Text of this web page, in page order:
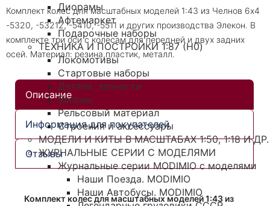
Диорамы
Афтемаркет
Подарочные наборы
ТЕХНИКА И ПОСТРОЙКИ 1:87 (H0)
Локомотивы
Стартовые наборы
Детали, запчасти
Вагоны
Рельсовый материал
Строения и аксессуары
МОДЕЛИ И КИТЫ В МАСШТАБАХ 1:50, 1:18 И ДР.
ЖУРНАЛЬНЫЕ СЕРИИ С МОДЕЛЯМИ
Журнальные серии MODIMIO с моделями
Наши Поезда. MODIMIO
Наши Автобусы. MODIMIO
Комплект колес для масштабных моделей 1:43 из Челнов 6х4
-5320, -53212, -5410, -5511 и других производства Элекон. В
комплекте три оси с колесам для передней и двух задних
осей. Материал: резина,пластик, металл.
Описание
Информация для покупателей
Отзывы
Комплект колес для масштабных моделей 1:43 из